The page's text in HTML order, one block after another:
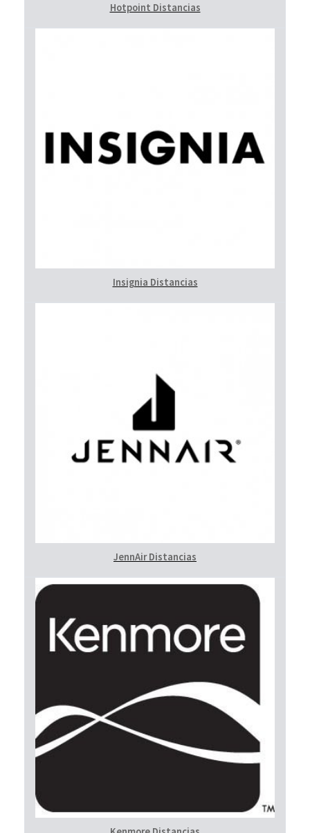
Hotpoint Distancias
Insignia Distancias
JennAir Distancias